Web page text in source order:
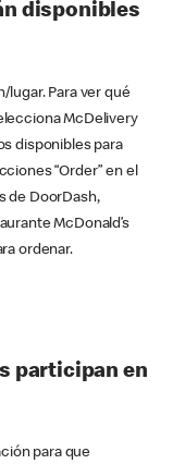
disponibles
Para ver qué
McDelivery
disponibles para
“Order” en el
de DoorDash,
McDonald’s
ordenar.
participan en
para que